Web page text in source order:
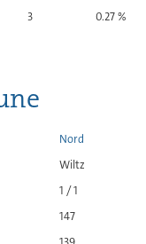
3 0.27 %
Nord
Wiltz
1 / 1
147